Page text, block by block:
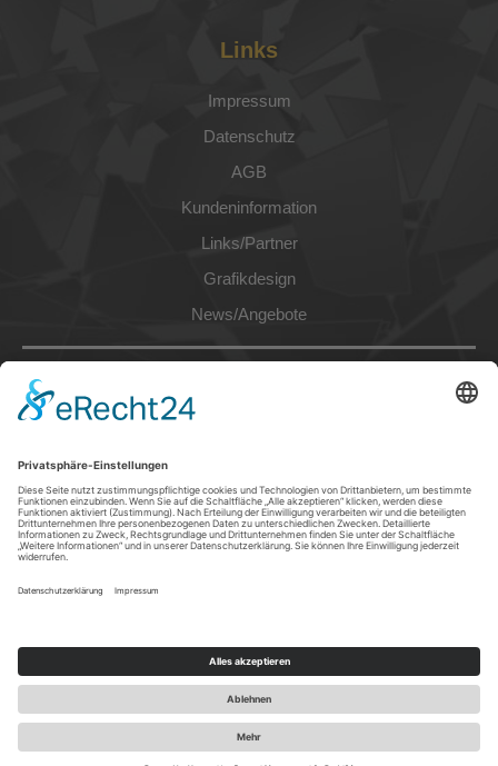
Links
Impressum
Datenschutz
AGB
Kundeninformation
Links/Partner
Grafikdesign
News/Angebote
Copyright © 2011-2026 | c&w – das Werbezentrum